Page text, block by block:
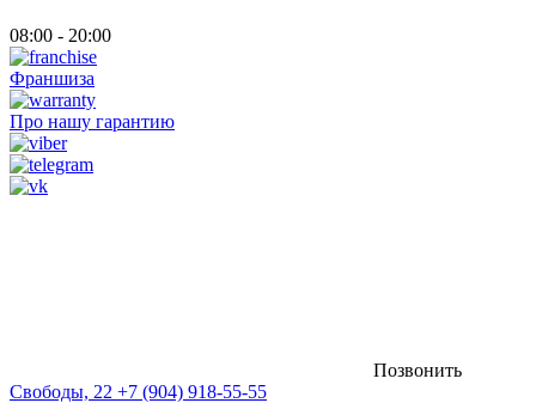
08:00 - 20:00
Франшиза
Про нашу гарантию
Позвонить
Свободы, 22 +7 (904) 918-55-55